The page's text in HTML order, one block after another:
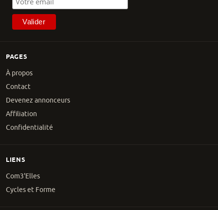
PAGES
À propos
Contact
Devenez annonceurs
Affiliation
Confidentialité
LIENS
Com3'Elles
Cycles et Forme